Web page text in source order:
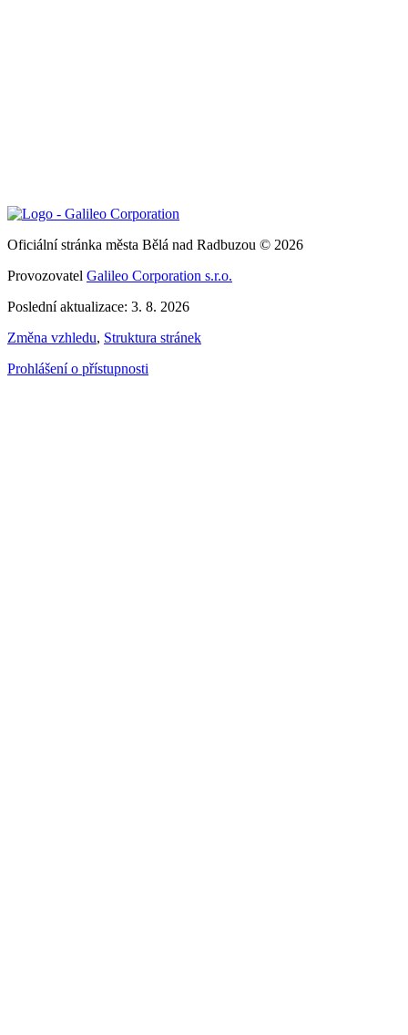
Oficiální stránka města Bělá nad Radbuzou © 2026
Provozovatel Galileo Corporation s.r.o.
Poslední aktualizace: 3. 8. 2026
Změna vzhledu, Struktura stránek
Prohlášení o přístupnosti